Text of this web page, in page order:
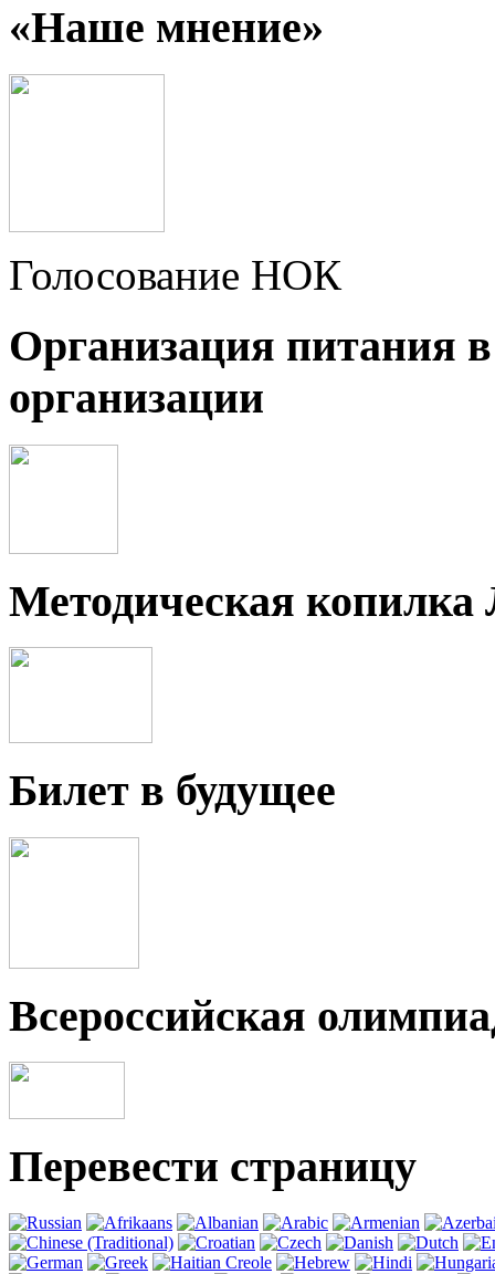
«Наше мнение»
Голосование НОК
Организация питания
организации
Методическая
Билет в будущее
Всероссийская
Перевести страницу